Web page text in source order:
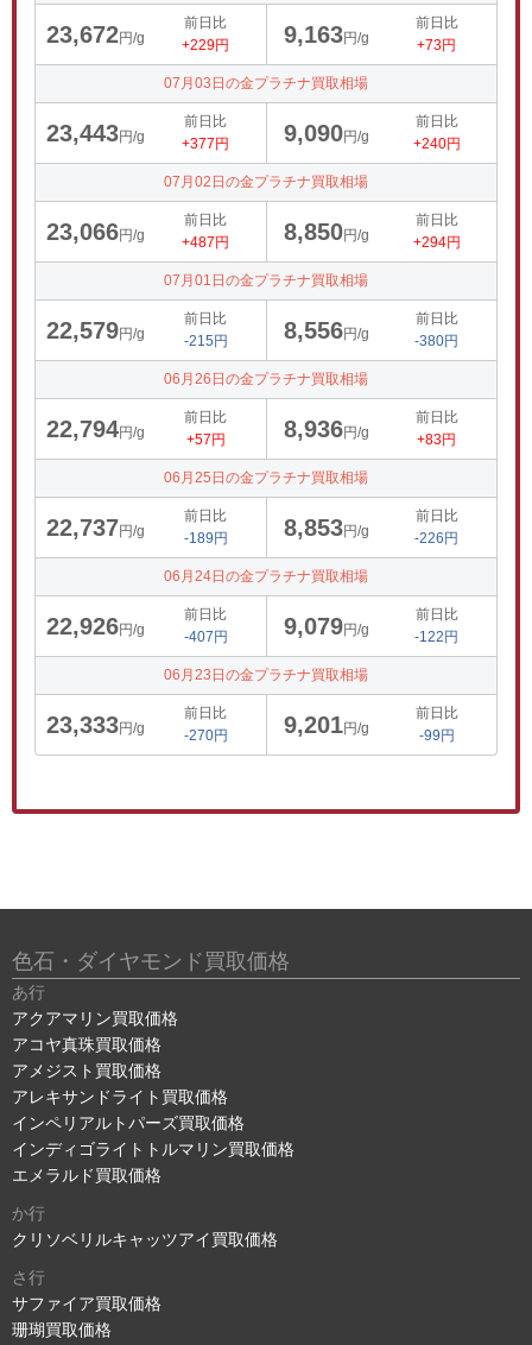
23,672円/g
前日比
+229円
9,163円/g
前日比
+73円
07月03日の金プラチナ買取相場
23,443円/g
前日比
+377円
9,090円/g
前日比
+240円
07月02日の金プラチナ買取相場
23,066円/g
前日比
+487円
8,850円/g
前日比
+294円
07月01日の金プラチナ買取相場
22,579円/g
前日比
-215円
8,556円/g
前日比
-380円
06月26日の金プラチナ買取相場
22,794円/g
前日比
+57円
8,936円/g
前日比
+83円
06月25日の金プラチナ買取相場
22,737円/g
前日比
-189円
8,853円/g
前日比
-226円
06月24日の金プラチナ買取相場
22,926円/g
前日比
-407円
9,079円/g
前日比
-122円
06月23日の金プラチナ買取相場
23,333円/g
前日比
-270円
9,201円/g
前日比
-99円
色石・ダイヤモンド買取価格
あ行
アクアマリン買取価格
アコヤ真珠買取価格
アメジスト買取価格
アレキサンドライト買取価格
インペリアルトパーズ買取価格
インディゴライトトルマリン買取価格
エメラルド買取価格
か行
クリソベリルキャッツアイ買取価格
さ行
サファイア買取価格
珊瑚買取価格